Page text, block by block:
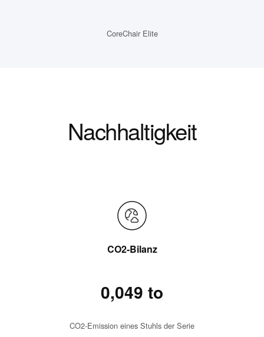
CoreChair Elite
Nachhaltigkeit
CO2-Bilanz
0,049 to
CO2-Emission eines Stuhls der Serie